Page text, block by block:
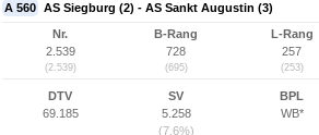
A 560 AS Siegburg (2) - AS Sankt Augustin (3)
Nr.
2.539
(2.539)
B-Rang
728
(695)
L-Rang
257
(253)
DTV
69.185
SV
5.258
(7,6%)
BPL
WB*